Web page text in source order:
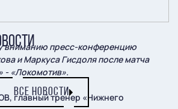
вниманию пресс-конференцию
и Маркуса Гисдоля после матча
- «Локомотив».
главный тренер «Нижнего
ВСЕ НОВОСТИ